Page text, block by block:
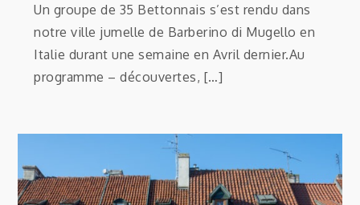
Un groupe de 35 Bettonnais s’est rendu dans
notre ville jumelle de Barberino di Mugello en
Italie durant une semaine en Avril dernier.Au
programme – découvertes, […]